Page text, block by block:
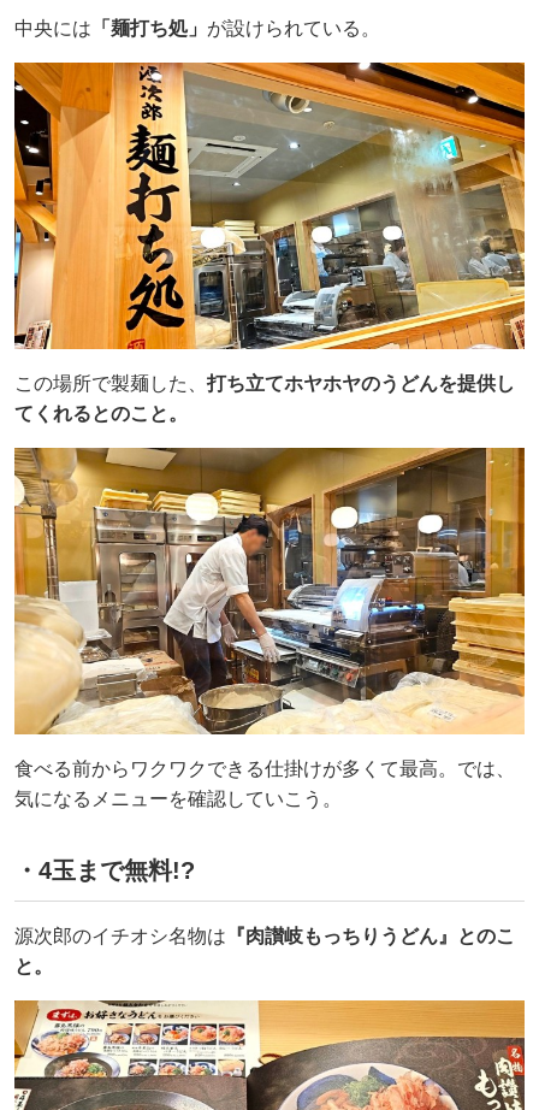
中央には 「麺打ち処」 が設けられている。
この場所で製麺した、 打ち立てホヤホヤのうどんを提供し
てくれるとのこと。
食べる前からワクワクできる仕掛けが多くて最高。では、
気になるメニューを確認していこう。
・4玉まで無料!?
源次郎のイチオシ名物は 『肉讃岐もっちりうどん』とのこ
と。